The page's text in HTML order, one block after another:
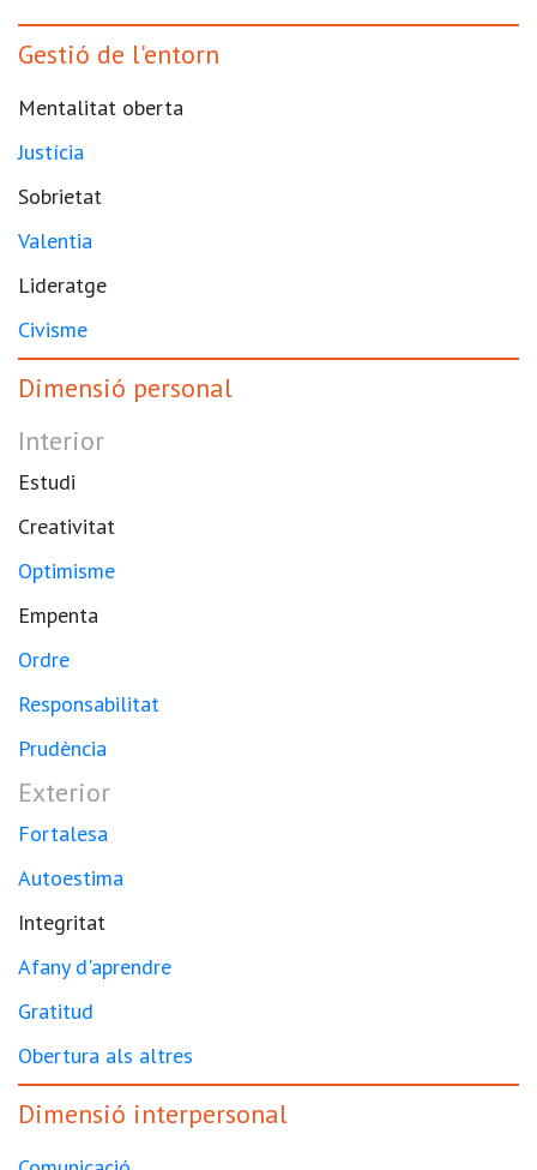
Gestió de l'entorn
Mentalitat oberta
Justícia
Sobrietat
Valentia
Lideratge
Civisme
Dimensió personal
Interior
Estudi
Creativitat
Optimisme
Empenta
Ordre
Responsabilitat
Prudència
Exterior
Fortalesa
Autoestima
Integritat
Afany d'aprendre
Gratitud
Obertura als altres
Dimensió interpersonal